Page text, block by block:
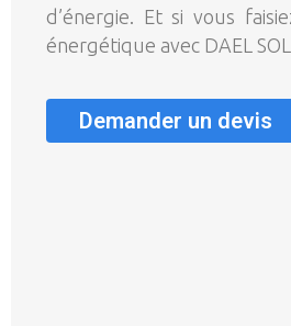
d’énergie. Et si vous
énergétique avec DAEL
Demander un devis